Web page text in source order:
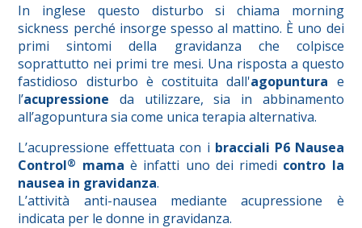
In inglese questo disturbo si chiama morning
sickness perché insorge spesso al mattino. È uno dei
primi sintomi della gravidanza che colpisce
soprattutto nei primi tre mesi. Una risposta a questo
fastidioso disturbo è costituita dall'agopuntura e
l’acupressione da utilizzare, sia in abbinamento
all’agopuntura sia come unica terapia alternativa.
L’acupressione effettuata con i bracciali P6 Nausea
Control® mama è infatti uno dei rimedi contro la
nausea in gravidanza.
L’attività anti-nausea mediante acupressione è
indicata per le donne in gravidanza.